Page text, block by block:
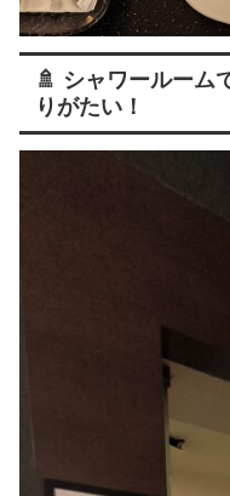
🚿 シャワールーム
りがたい！